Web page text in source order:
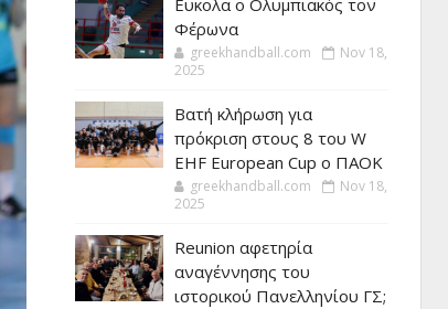
Ευκολα ο Ολυμπιακός τον
Φέρωνα
greekhandball.com
Nov 18,
2025
Βατή κλήρωση για
πρόκριση στους 8 του W
EHF European Cup ο ΠΑΟΚ
greekhandball.com
Nov 18,
2025
Reunion αφετηρία
αναγέννησης του
ιστορικού Πανελληνίου ΓΣ;